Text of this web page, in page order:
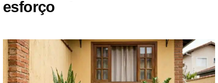
esforço